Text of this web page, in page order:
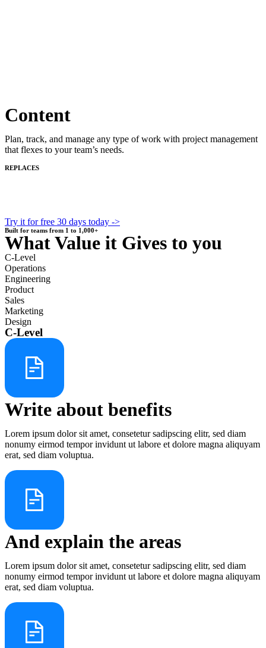
Content
Plan, track, and manage any type of work with project management
that flexes to your team’s needs.
REPLACES
Try it for free 30 days today ->
Built for teams from 1 to 1,000+
What Value it Gives to you
C-Level
Operations
Engineering
Product
Sales
Marketing
Design
C-Level
Write about benefits
Lorem ipsum dolor sit amet, consetetur sadipscing elitr, sed diam
nonumy eirmod tempor invidunt ut labore et dolore magna aliquyam
erat, sed diam voluptua.
And explain the areas
Lorem ipsum dolor sit amet, consetetur sadipscing elitr, sed diam
nonumy eirmod tempor invidunt ut labore et dolore magna aliquyam
erat, sed diam voluptua.